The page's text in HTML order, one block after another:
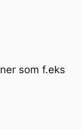
som f.eks